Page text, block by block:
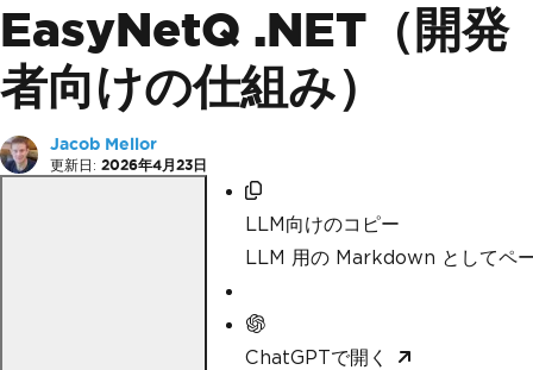
EasyNetQ .NET（開発
者向けの仕組み）
Jacob Mellor
更新日: 2026年4月23日
LLM向けのコピー
LLM 用の Markdown としてペ
ChatGPTで開く